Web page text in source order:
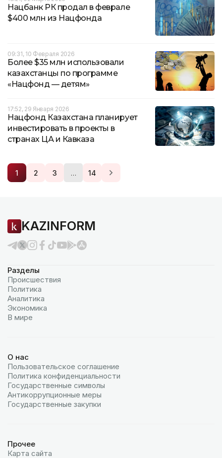
Нацбанк РК продал в феврале
$400 млн из Нацфонда
09:31, 10 Февраля 2026
Более $35 млн использовали
казахстанцы по программе
«Нацфонд — детям»
17:52, 29 Января 2026
Нацфонд Казахстана планирует
инвестировать в проекты в
странах ЦА и Кавказа
1 2 3 … 14
KAZINFORM
Разделы
Происшествия
Политика
Аналитика
Экономика
В мире
О нас
Пользовательское соглашение
Политика конфиденциальности
Государственные символы
Антикоррупционные меры
Государственные закупки
Прочее
Карта сайта